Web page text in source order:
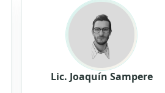
Lic. Joaquín Sampere